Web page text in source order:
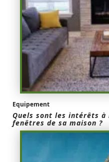
Equipement
Quels sont les intérêts
fenêtres de sa maison ?